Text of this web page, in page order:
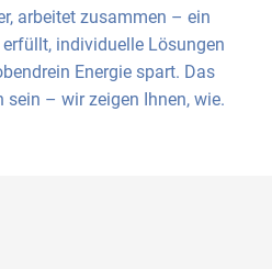
arbeitet zusammen – ein
individuelle Lösungen
Energie spart. Das
sein – wir zeigen Ihnen, wie.